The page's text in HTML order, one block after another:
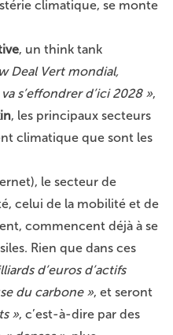
climatique, se monte
, un think tank
Deal Vert mondial,
s’effondrer d’ici 2028 »,
, les principaux secteurs
climatique que sont les
le secteur de
celui de la mobilité et de
commencent déjà à se
Rien que dans ces
d’euros d’actifs
du carbone », et seront
», c’est-à-dire par des